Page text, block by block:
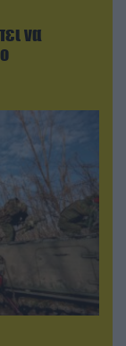
να